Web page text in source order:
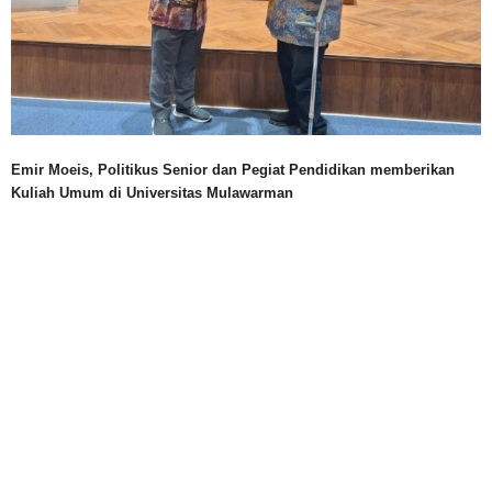
Emir Moeis, Politikus Senior dan Pegiat Pendidikan memberikan
Kuliah Umum di Universitas Mulawarman